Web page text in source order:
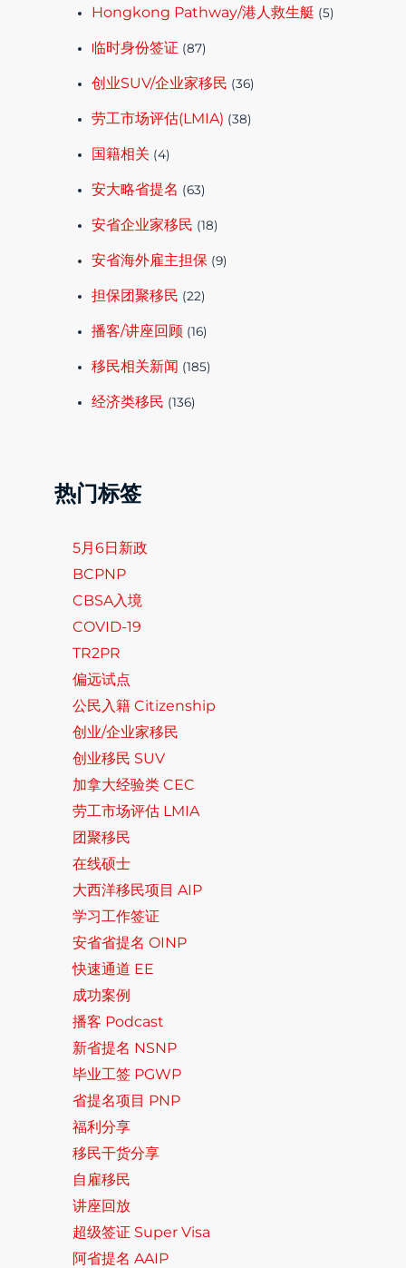
Hongkong Pathway/港人救生艇 (5)
临时身份签证 (87)
创业SUV/企业家移民 (36)
劳工市场评估(LMIA) (38)
国籍相关 (4)
安大略省提名 (63)
安省企业家移民 (18)
安省海外雇主担保 (9)
担保团聚移民 (22)
播客/讲座回顾 (16)
移民相关新闻 (185)
经济类移民 (136)
热门标签
5月6日新政
BCPNP
CBSA入境
COVID-19
TR2PR
偏远试点
公民入籍 Citizenship
创业/企业家移民
创业移民 SUV
加拿大经验类 CEC
劳工市场评估 LMIA
团聚移民
在线硕士
大西洋移民项目 AIP
学习工作签证
安省省提名 OINP
快速通道 EE
成功案例
播客 Podcast
新省提名 NSNP
毕业工签 PGWP
省提名项目 PNP
福利分享
移民干货分享
自雇移民
讲座回放
超级签证 Super Visa
阿省提名 AAIP